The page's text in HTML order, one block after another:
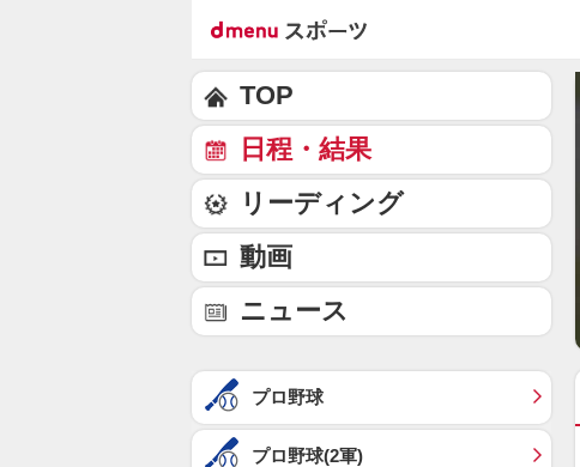
TOP
日程・結果
リーディング
動画
ニュース
プロ野球
プロ野球(2軍)